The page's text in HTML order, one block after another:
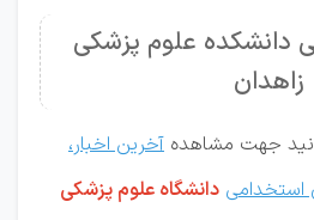
دانشکده علوم پزشکی
زاهدان
جهت مشاهده آخرین اخبار،
استخدامی دانشگاه علوم پزشکی